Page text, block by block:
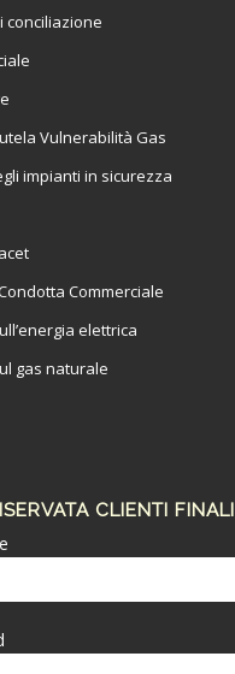
conciliazione
Vulnerabilità Gas
impianti in sicurezza
Commerciale
elettrica
gas naturale
CLIENTI FINALI